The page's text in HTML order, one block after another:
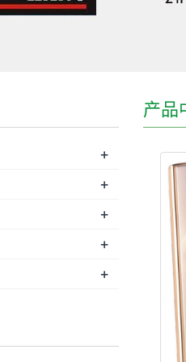
产品
+
+
+
+
+